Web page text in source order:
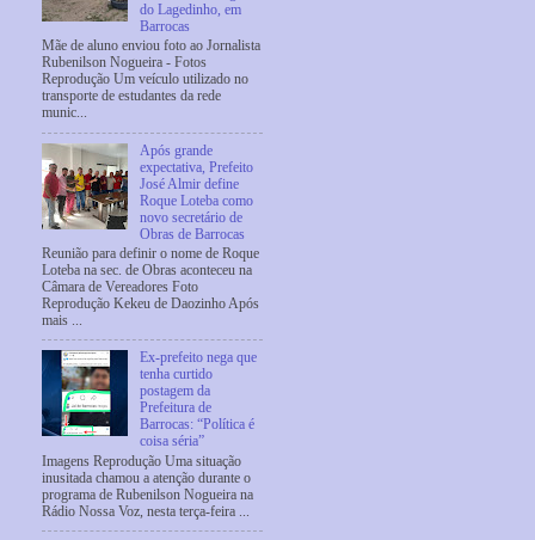
do Lagedinho, em
Barrocas
Mãe de aluno enviou foto ao Jornalista
Rubenilson Nogueira - Fotos
Reprodução Um veículo utilizado no
transporte de estudantes da rede
munic...
Após grande
expectativa, Prefeito
José Almir define
Roque Loteba como
novo secretário de
Obras de Barrocas
Reunião para definir o nome de Roque
Loteba na sec. de Obras aconteceu na
Câmara de Vereadores Foto
Reprodução Kekeu de Daozinho Após
mais ...
Ex-prefeito nega que
tenha curtido
postagem da
Prefeitura de
Barrocas: “Política é
coisa séria”
Imagens Reprodução Uma situação
inusitada chamou a atenção durante o
programa de Rubenilson Nogueira na
Rádio Nossa Voz, nesta terça-feira ...